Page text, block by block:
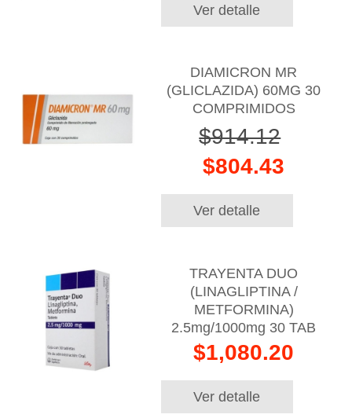
Ver detalle
DIAMICRON MR
(GLICLAZIDA) 60MG 30
COMPRIMIDOS
$914.12
$804.43
Ver detalle
TRAYENTA DUO
(LINAGLIPTINA /
METFORMINA)
2.5mg/1000mg 30 TAB
$1,080.20
Ver detalle